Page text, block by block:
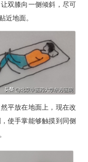
双膝向一侧倾斜，尽可
近地面。
平放在地面上，现在改
使手掌能够触摸到同侧